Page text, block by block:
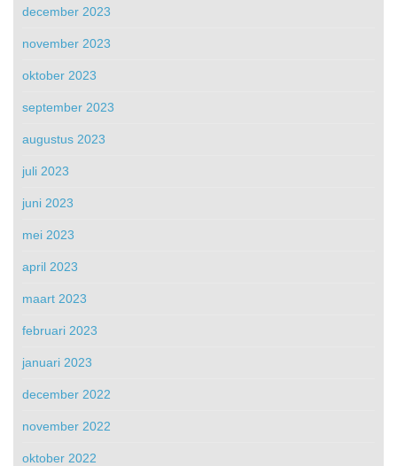
december 2023
november 2023
oktober 2023
september 2023
augustus 2023
juli 2023
juni 2023
mei 2023
april 2023
maart 2023
februari 2023
januari 2023
december 2022
november 2022
oktober 2022